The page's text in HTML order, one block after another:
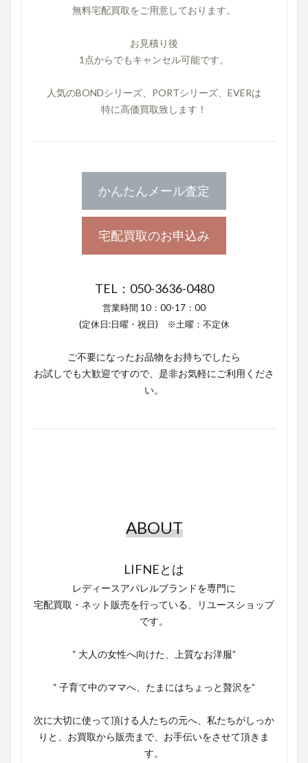
無料宅配買取をご用意しております。
お見積り後
1点からでもキャンセル可能です。
人気のBONDシリーズ、PORTシリーズ、EVERは
特に高価買取致します！
かんたんメール査定
宅配買取のお申込み
TEL：050-3636-0480
営業時間 10：00-17：00
(定休日:日曜・祝日) ※土曜：不定休
ご不要になったお品物をお持ちでしたら
お試しでも大歓迎ですので、是非お気軽にご利用くださ
い。
ABOUT
LIFNEとは
レディースアパレルブランドを専門に
宅配買取・ネット販売を行っている、リユースショップ
です。
“ 大人の女性へ向けた、上質なお洋服”
“ 子育て中のママへ、たまにはちょっと贅沢を”
次に大切に使って頂ける人たちの元へ、私たちがしっか
りと、お買取から販売まで、お手伝いをさせて頂きま
す。